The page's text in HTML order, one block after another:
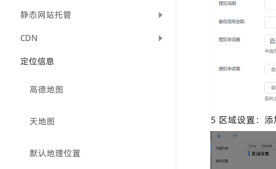
静态网站托管
CDN
定位信息
高德地图
天地图
默认地理位置
5 区域设置：